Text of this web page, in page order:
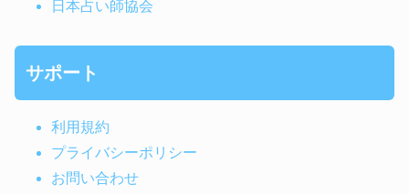
日本占い師協会
サポート
利用規約
プライバシーポリシー
お問い合わせ